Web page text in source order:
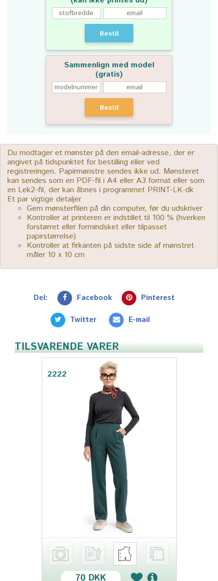
Bestil
Sammenlign med model
(gratis)
Bestil
Du modtager et mønster på den email-adresse, der er
angivet på tidspunktet for bestilling eller ved
registreringen. Papirmønstre sendes ikke ud. Mønsteret
kan sendes som en PDF-fil i A4 eller A3 format eller som
en Lek2-fil, der kan åbnes i programmet PRINT-LK-dk
Et par vigtige detaljer
Gem mønsterfilen på din computer, før du udskriver
Kontroller at printeren er indstillet til 100 % (hverken
forstørret eller formindsket eller tilpasset
papirstørrelse)
Kontroller at firkanten på sidste side af mønstret
måler 10 x 10 cm
Del: Facebook Pinterest
Twitter E-mail
TILSVARENDE VARER
2222
70 DKK